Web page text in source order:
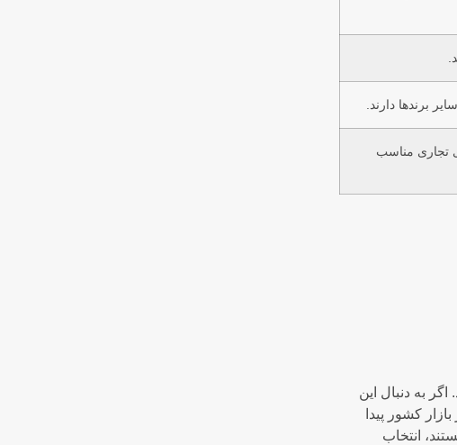
برندها دارند.
تجاری مناسب
به دنبال این
کشور پیدا
انتخاب